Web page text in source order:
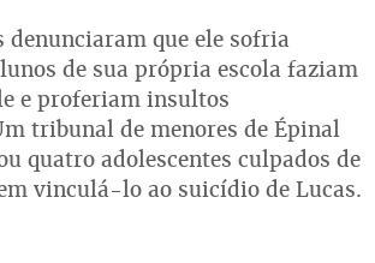
denunciaram que ele sofria
de sua própria escola faziam
e proferiam insultos
tribunal de menores de Épinal
quatro adolescentes culpados de
vinculá-lo ao suicídio de Lucas.